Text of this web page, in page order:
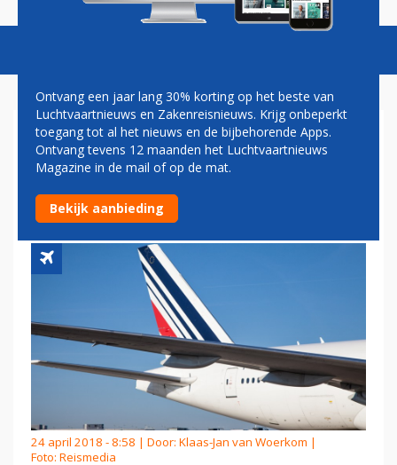
AIR FRANCE ANNULEERT
DINSDAG DRIE VLUCHTEN OP
SCHIPHOL
24 april 2018 - 8:58 | Door: Klaas-Jan van Woerkom |
Foto: Reismedia
Ontvang een jaar lang 30% korting op het beste van
Luchtvaartnieuws en Zakenreisnieuws. Krijg onbeperkt
toegang tot al het nieuws en de bijbehorende Apps.
Ontvang tevens 12 maanden het Luchtvaartnieuws
Magazine in de mail of op de mat.
Bekijk aanbieding